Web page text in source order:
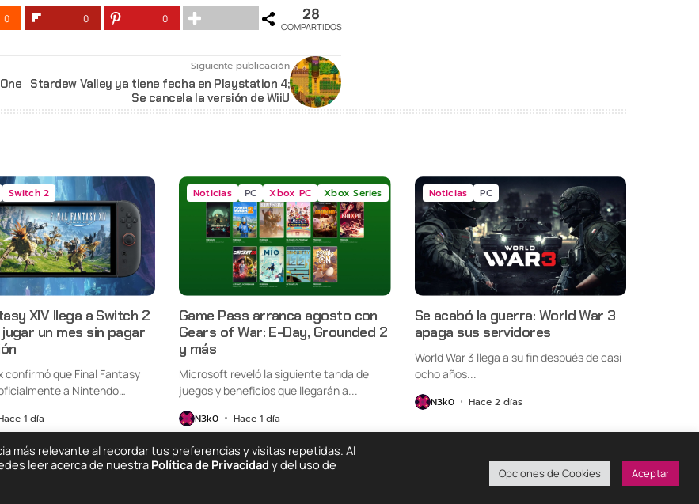
0 0 0 28
COMPARTIDOS
Siguiente publicación
Stardew Valley ya tiene fecha en Playstation 4;
Se cancela la versión de WiiU
Switch 2
XIV llega a Switch 2
un mes sin pagar
confirmó que Final Fantasy
a Nintendo
1 día
Noticias PC Xbox PC Xbox Series
Game Pass arranca agosto con
Gears of War: E-Day, Grounded 2
y más
Microsoft reveló la siguiente tanda de
juegos y beneficios que llegarán a...
N3k0 Hace 1 día
Noticias PC
Se acabó la guerra: World War 3
apaga sus servidores
World War 3 llega a su fin después de casi
ocho años...
N3k0 Hace 2 días
Else Políticas De Privacidad¡Colabora!
más relevante al recordar tus preferencias y visitas repetidas. Al
leer acerca de nuestra Política de Privacidad y del uso de
Opciones de Cookies Aceptar